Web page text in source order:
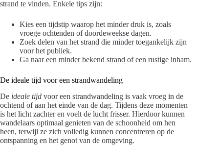
strand te vinden. Enkele tips zijn:
Kies een tijdstip waarop het minder druk is, zoals
vroege ochtenden of doordeweekse dagen.
Zoek delen van het strand die minder toegankelijk zijn
voor het publiek.
Ga naar een minder bekend strand of een rustige inham.
De ideale tijd voor een strandwandeling
De ideale tijd voor een strandwandeling is vaak vroeg in de
ochtend of aan het einde van de dag. Tijdens deze momenten
is het licht zachter en voelt de lucht frisser. Hierdoor kunnen
wandelaars optimaal genieten van de schoonheid om hen
heen, terwijl ze zich volledig kunnen concentreren op de
ontspanning en het genot van de omgeving.